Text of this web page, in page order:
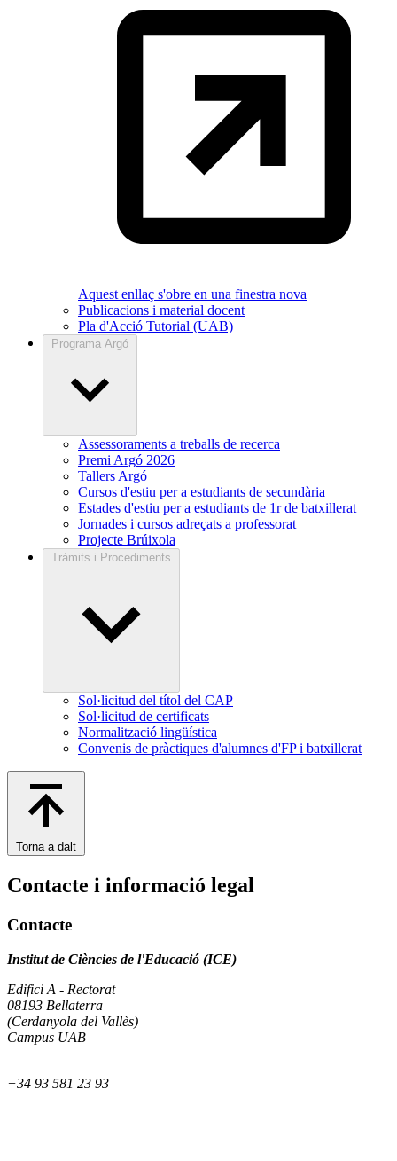
Aquest enllaç s'obre en una finestra nova
Publicacions i material docent
Pla d'Acció Tutorial (UAB)
Programa Argó
Assessoraments a treballs de recerca
Premi Argó 2026
Tallers Argó
Cursos d'estiu per a estudiants de secundària
Estades d'estiu per a estudiants de 1r de batxillerat
Jornades i cursos adreçats a professorat
Projecte Brúixola
Tràmits i Procediments
Sol·licitud del títol del CAP
Sol·licitud de certificats
Normalització lingüística
Convenis de pràctiques d'alumnes d'FP i batxillerat
Torna a dalt
Contacte i informació legal
Contacte
Institut de Ciències de l'Educació (ICE)
Edifici A - Rectorat
08193 Bellaterra
(Cerdanyola del Vallès)
Campus UAB
+34 93 581 23 93